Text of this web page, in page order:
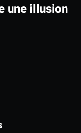
une illusion